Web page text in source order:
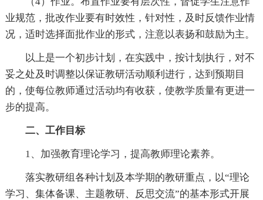
业规范，批改作业要有时效性，针对性，及时反馈作业情
况，适时选择面批作业的形式，注意以表扬和鼓励为主。
以上是一个初步计划，在实践中，按计划执行，对不
妥之处及时调整以保证教研活动顺利进行，达到预期目
的，使每位教师通过活动均有收获，使教学质量有更进一
步的提高。
二、工作目标
1、加强教育理论学习，提高教师理论素养。
落实教研组各种计划及本学期的教研重点，以“理论
学习、集体备课、主题教研、反思交流”的基本形式开展